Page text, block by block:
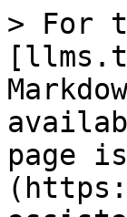
> For
page